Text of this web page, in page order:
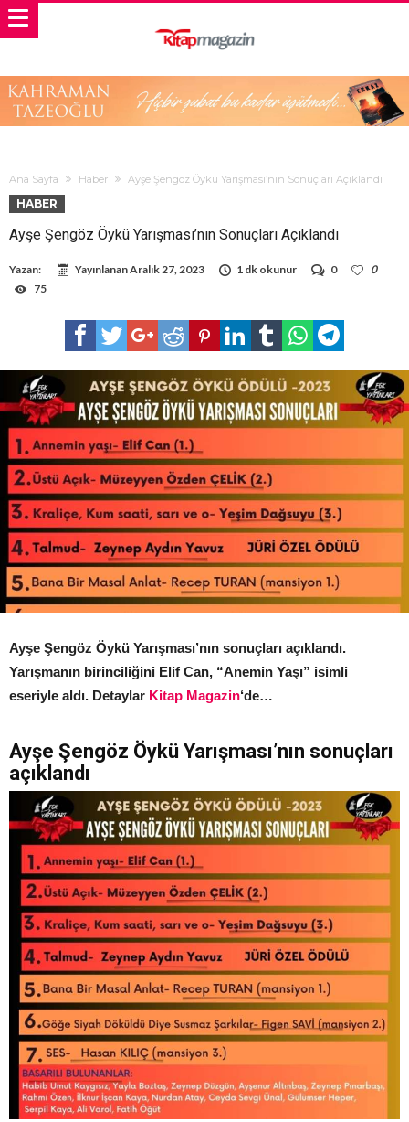
Ana Sayfa Haber Ayşe Şengöz Öykü Yarışması’nın Sonuçları Açıklandı
HABER
Ayşe Şengöz Öykü Yarışması’nın Sonuçları Açıklandı
Yazan: YayınlananAralık 27, 2023 1 dk okunur 0
0
75
Ayşe Şengöz Öykü Yarışması’nın sonuçları açıklandı.
Yarışmanın birinciliğini Elif Can, “Anemin Yaşı” isimli
eseriyle aldı. Detaylar Kitap Magazin‘de…
Ayşe Şengöz Öykü Yarışması’nın sonuçları
açıklandı